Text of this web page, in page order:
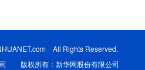
All Rights Reserved.
司 版权所有：新华网股份有限公司